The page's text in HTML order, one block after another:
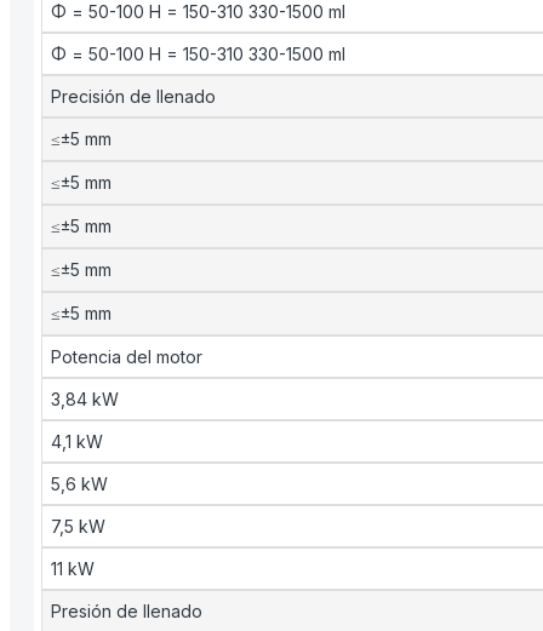
Φ = 50-100 H = 150-310 330-1500 ml
Φ = 50-100 H = 150-310 330-1500 ml
Precisión de llenado
≤±5 mm
≤±5 mm
≤±5 mm
≤±5 mm
≤±5 mm
Potencia del motor
3,84 kW
4,1 kW
5,6 kW
7,5 kW
11 kW
Presión de llenado